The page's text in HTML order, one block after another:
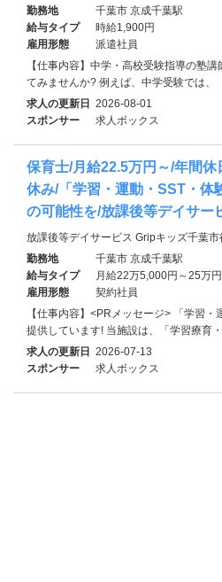
勤務地
千葉市 京成千葉駅
給与タイプ
時給1,900円
雇用形態
派遣社員
【仕事内容】中学・高校受験指導の塾
てみませんか? 例えば、中学受験では、
求人の更新日 2026-08-01
スポンサー
求人ボックス
保育士/月給22.5万円～/年間
休み/「学習・運動・SST・体
の可能性を/放課後等デイサー
放課後等デイサービス Gripキッズ千葉
勤務地
千葉市 京成千葉駅
給与タイプ
月給22万5,000円～25万円
雇用形態
契約社員
【仕事内容】<PRメッセージ> 「学習
提供しています! 当施設は、「学習療育
求人の更新日 2026-07-13
スポンサー
求人ボックス